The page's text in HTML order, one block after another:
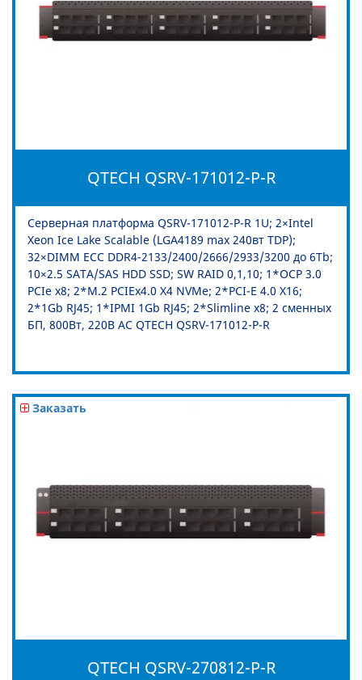
QTECH QSRV-171012-P-R
Серверная платформа QSRV-171012-P-R 1U; 2×Intel
Xeon Ice Lake Scalable (LGA4189 max 240вт TDP);
32×DIMM ECC DDR4-2133/2400/2666/2933/3200 до 6Tb;
10×2.5 SATA/SAS HDD SSD; SW RAID 0,1,10; 1*OCP 3.0
PCIe x8; 2*M.2 PCIEx4.0 X4 NVMe; 2*PCI-E 4.0 X16;
2*1Gb RJ45; 1*IPMI 1Gb RJ45; 2*Slimline x8; 2 сменных
БП, 800Вт, 220В АС QTECH QSRV-171012-P-R
Заказать
QTECH QSRV-270812-P-R